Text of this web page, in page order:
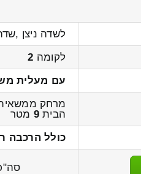
לשדה ניצן
לקומה 2
עם מעלית
מרחק
הבית9 מטר
כולל הרכבה